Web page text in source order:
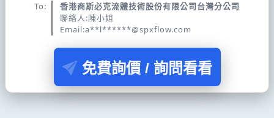
To:
香港商斯必克流體技術股份有限公司台灣分公司
聯絡人:陳小姐
Email:a**l******@spxflow.com
免費詢價 / 詢問看看